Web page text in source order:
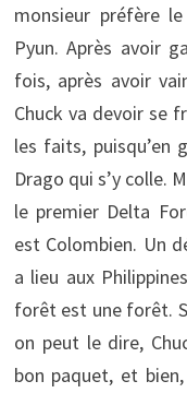
monsieur préfère
Pyun. Après avoir
fois, après avoir
Chuck va devoir se
les faits, puisqu’en
Drago qui s’y colle.
le premier Delta
est Colombien. Un
a lieu aux
forêt est une forêt.
on peut le dire,
bon paquet, et